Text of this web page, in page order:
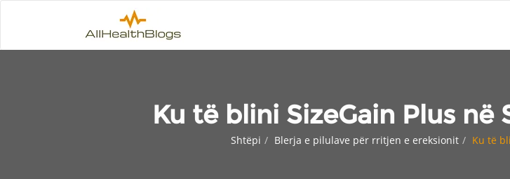
Ku të blini SizeGain Plus
Shtëpi Blerja e pilulave për rritjen e ereksionit Ku të